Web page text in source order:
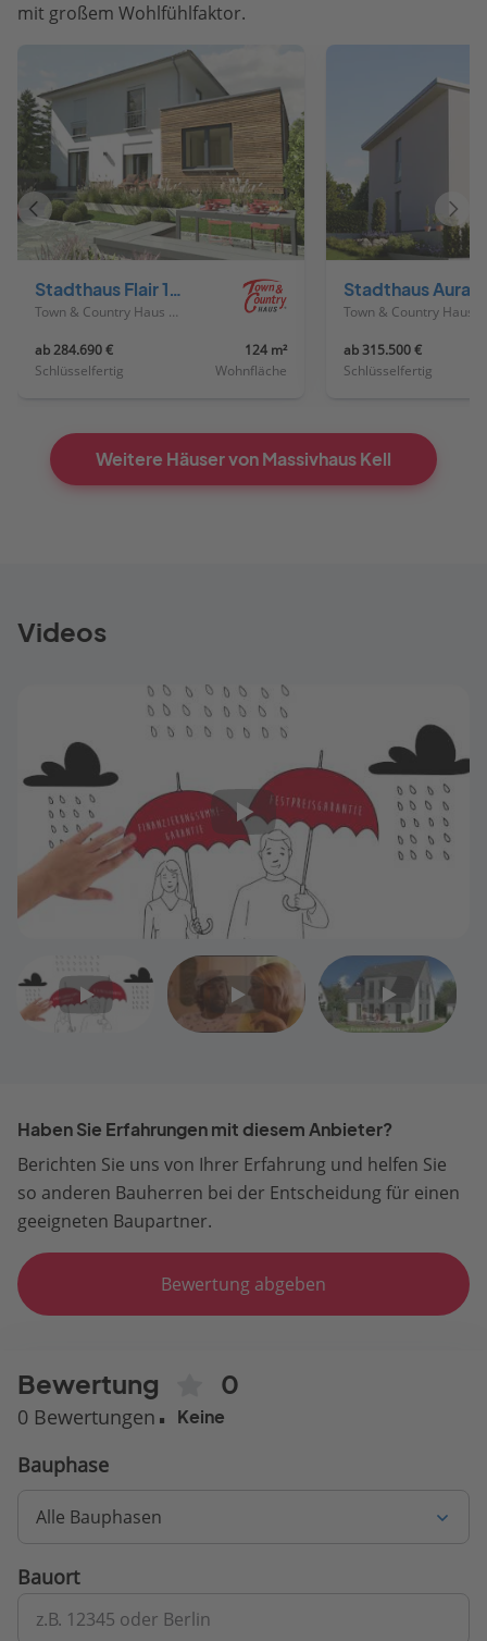
mit großem Wohlfühlfaktor.
Stadthaus Flair 124 ZD
Town & Country Haus Deutschland
ab 284.690 €
Schlüsselfertig
124 m²
Wohnfläche
ab 315.500 €
Schlüsselfertig
Vorheriges
Haus
Haus
Weitere Häuser von Massivhaus Kell
Videos
Video
Video
Video
3
Haben Sie Erfahrungen mit diesem Anbieter?
Berichten Sie uns von Ihrer Erfahrung und helfen Sie
so anderen Bauherren bei der Entscheidung für einen
geeigneten Baupartner.
Bewertung abgeben
Bewertung 0
0 Bewertungen Keine
Bauphase
Alle Bauphasen
Bauort
z.B. 12345 oder Berlin